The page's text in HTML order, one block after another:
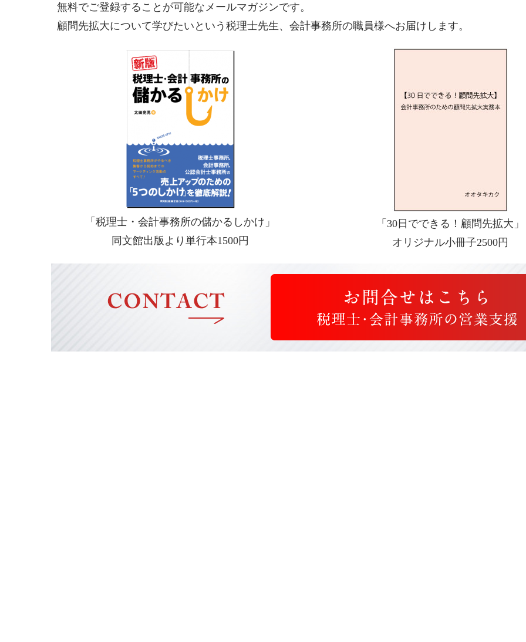
無料でご登録することが可能なメールマガジンです。
顧問先拡大について学びたいという税理士先生、会計事務所の職員様へお届けします。
「税理士・会計事務所の儲かるしかけ」
同文館出版より単行本1500円
「30日でできる！顧問先拡大」
オリジナル小冊子2500円